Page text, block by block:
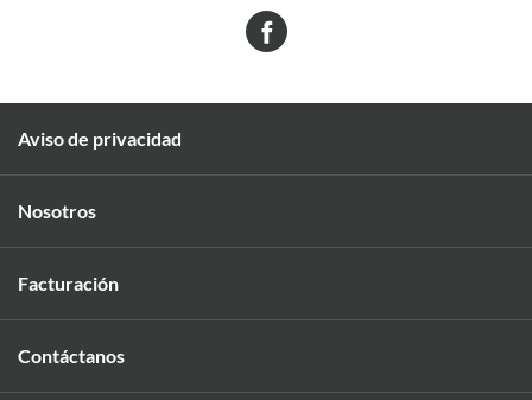
Aviso de privacidad
Nosotros
Facturación
Contáctanos